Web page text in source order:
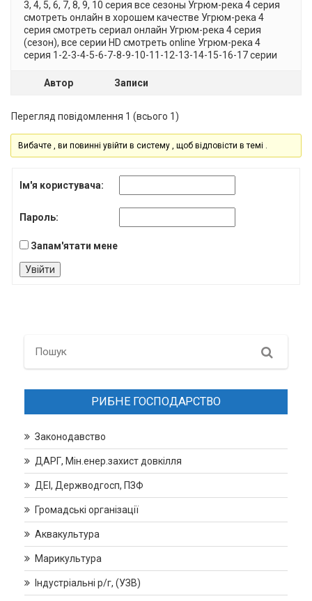
3, 4, 5, 6, 7, 8, 9, 10 серия все сезоны Угрюм-река 4 серия
смотреть онлайн в хорошем качестве Угрюм-река 4
серия смотреть сериал онлайн Угрюм-река 4 серия
(сезон), все серии HD смотреть online Угрюм-река 4
серия 1-2-3-4-5-6-7-8-9-10-11-12-13-14-15-16-17 серии
Автор Записи
Перегляд повідомлення 1 (всього 1)
Вибачте , ви повинні увійти в систему , щоб відповісти в темі .
Ім'я користувача:
Пароль:
Запам'ятати мене
Увійти
Search
РИБНЕ ГОСПОДАРСТВО
Законодавство
ДАРГ, Мін.енер.захист довкілля
ДЕІ, Держводгосп, ПЗФ
Громадські організації
Аквакультура
Марикультура
Індустріальні р/г, (УЗВ)